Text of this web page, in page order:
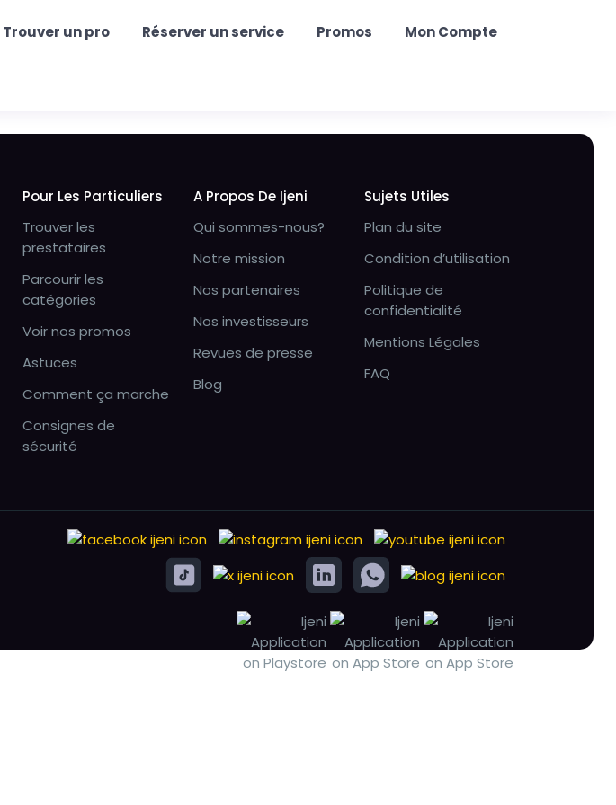
Trouver un pro Réserver un service Promos Mon Compte
Pour Les Particuliers
Trouver les
prestataires
Parcourir les
catégories
Voir nos promos
Astuces
Comment ça marche
Consignes de
sécurité
A Propos De Ijeni
Qui sommes-nous?
Notre mission
Nos partenaires
Nos investisseurs
Revues de presse
Blog
Sujets Utiles
Plan du site
Condition d’utilisation
Politique de
confidentialité
Mentions Légales
FAQ